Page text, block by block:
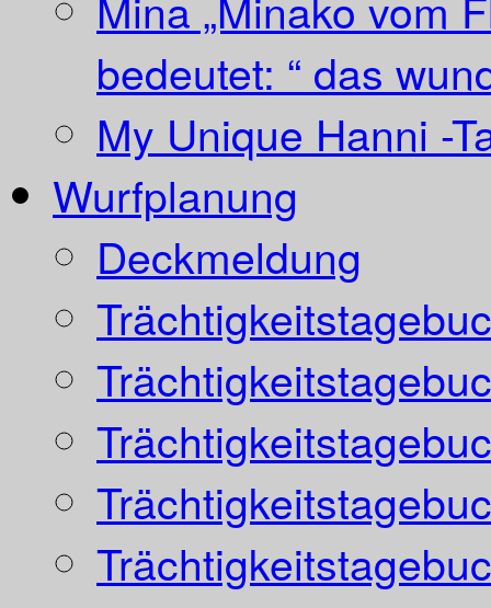
bedeutet: “ das
My Unique Hanni -
Wurfplanung
Deckmeldung